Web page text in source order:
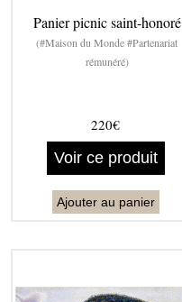
Panier picnic saint-honoré
(#Maison du Monde #Partenariat
rémunéré)
220€
Voir ce produit
Ajouter au panier